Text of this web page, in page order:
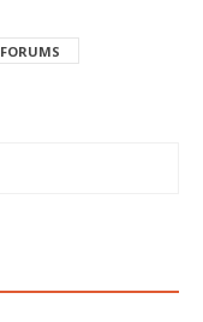
FORUMS